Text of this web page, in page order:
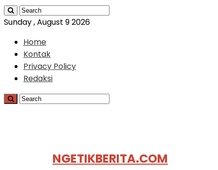
Sunday , August 9 2026
Home
Kontak
Privacy Policy
Redaksi
NGETIKBERITA.COM